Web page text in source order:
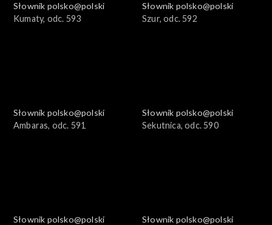
Słownik polsko@polski
Kumaty, odc. 593
Słownik polsko@polski
Szur, odc. 592
Słownik polsko@polski
Ambaras, odc. 591
Słownik polsko@polski
Sekutnica, odc. 590
Słownik polsko@polski
Słownik polsko@polski